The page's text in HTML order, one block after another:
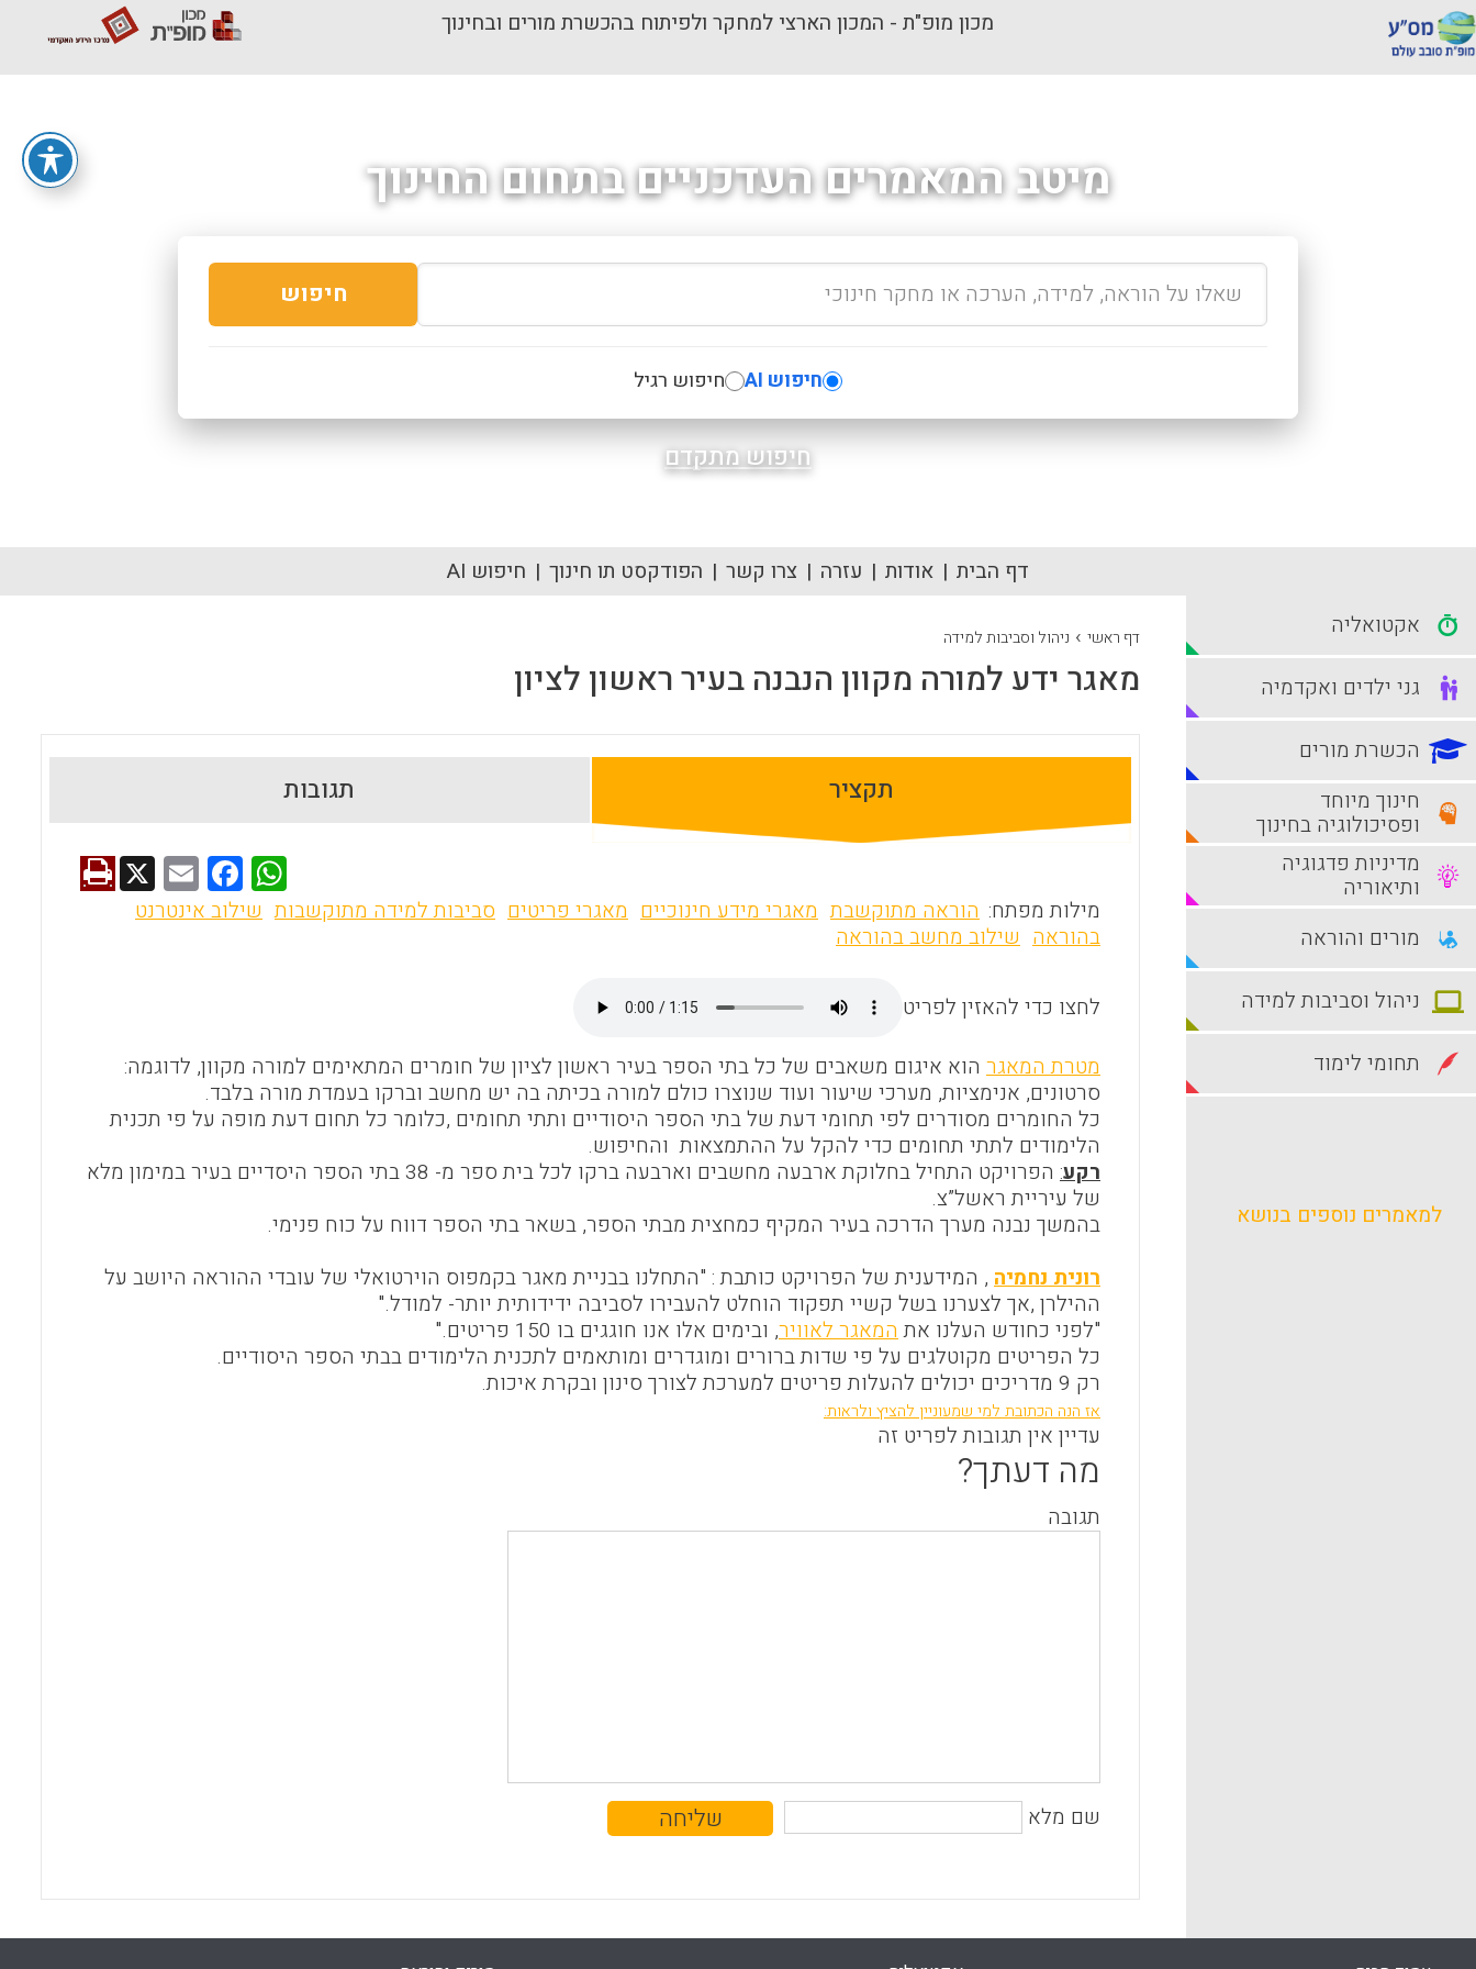
מכון מופ"ת - המכון הארצי למחקר ולפיתוח בהכשרת מורים ובחינוך
מיטב המאמרים העדכניים בתחום החינוך
חיפוש
חיפוש AI חיפוש רגיל
חיפוש מתקדם
דף הבית אודות עזרה צרו קשר הפודקסט תו חינוך חיפוש AI
דף ראשי › ניהול וסביבות למידה
מאגר ידע למורה מקוון הנבנה בעיר ראשון לציון
תקציר תגובות
W
h
p
p
F
a
o
k
E
m
X
מילות מפתח: הוראה מתוקשבת מאגרי מידע חינוכיים מאגרי פריטים סביבות למידה מתוקשבות שילוב אינטרנט
בהוראה שילוב מחשב בהוראה
לחצו כדי להאזין לפריט
מטרת המאגר הוא איגום משאבים של כל בתי הספר בעיר ראשון לציון של חומרים המתאימים למורה מקוון, לדוגמה:
סרטונים, אנימציות, מערכי שיעור ועוד שנוצרו כולם למורה בכיתה בה יש מחשב וברקו בעמדת מורה בלבד.
כל החומרים מסודרים לפי תחומי דעת של בתי הספר היסודיים ותתי תחומים ,כלומר כל תחום דעת מופה על פי תכנית
הלימודים לתתי תחומים כדי להקל על ההתמצאות והחיפוש.
רקע:
הפרויקט התחיל בחלוקת ארבעה מחשבים וארבעה ברקו לכל בית ספר מ- 38 בתי הספר היסדיים בעיר במימון מלא
של עיריית ראשל”צ.
בהמשך נבנה מערך הדרכה בעיר המקיף כמחצית מבתי הספר, בשאר בתי הספר דווח על כוח פנימי.
רונית נחמיה , המידענית של הפרויקט כותבת : "התחלנו בבניית מאגר בקמפוס הוירטואלי של עובדי ההוראה היושב על
ההילרן ,אך לצערנו בשל קשיי תפקוד הוחלט להעבירו לסביבה ידידותית יותר- למודל".
"לפני כחודש העלנו אתהמאגר לאוויר, ובימים אלו אנו חוגגים בו 150 פריטים .
"
כל הפריטים מקוטלגים על פי שדות ברורים ומוגדרים ומותאמים לתכנית הלימודים בבתי הספר היסודיים.
רק 9 מדריכים יכולים להעלות פריטים למערכת לצורך סינון ובקרת איכות
.
אז הנה הכתובת למי שמעוניין להציץ ולראות:
עדיין אין תגובות לפריט זה
מה דעתך?
תגובה
שם מלא
אקטואליה
גני ילדים ואקדמיה
הכשרת מורים
חינוך מיוחד
ופסיכולוגיה בחינוך
מדיניות פדגוגיה
ותיאוריה
מורים והוראה
ניהול וסביבות למידה
תחומי לימוד
למאמרים נוספים בנושא